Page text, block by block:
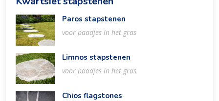
Paros stapstenen
voor paadjes in het gras
Limnos stapstenen
voor paadjes in het gras
Chios flagstones